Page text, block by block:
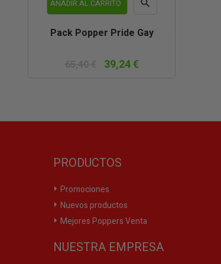
AÑADIR AL CARRITO 
Pack Popper Pride Gay
39,24 €
PRODUCTOS
Promociones
Nuevos productos
Mejores Poppers Venta
NUESTRA EMPRESA